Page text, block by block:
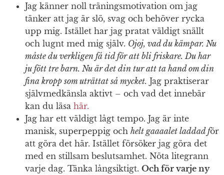
Jag känner noll träningsmotivation om jag
tänker att jag är slö, svag och behöver rycka
upp mig. Istället har jag pratat väldigt snällt
och lugnt med mig själv. Ojoj, vad du kämpar. Nu
måste du verkligen få tid för att bli friskare. Du har
ju fött tre barn. Nu är det din tur att ta hand om din
fina kropp som uträttat så mycket. Jag praktiserar
självmedkänsla aktivt – och vad det innebär
kan du läsa här.
Jag har ett väldigt lågt tempo. Jag är inte
manisk, superpeppig och helt gaaaalet laddad för
att göra det här. Istället försöker jag göra det
med en stillsam beslutsamhet. Nöta litegrann
varje dag. Tänka långsiktigt. Och för varje ny